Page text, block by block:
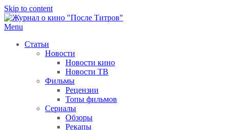
Skip to content
Menu
Статьи
Новости
Новости кино
Новости ТВ
Фильмы
Рецензии
Топы фильмов
Сериалы
Обзоры
Рекапы